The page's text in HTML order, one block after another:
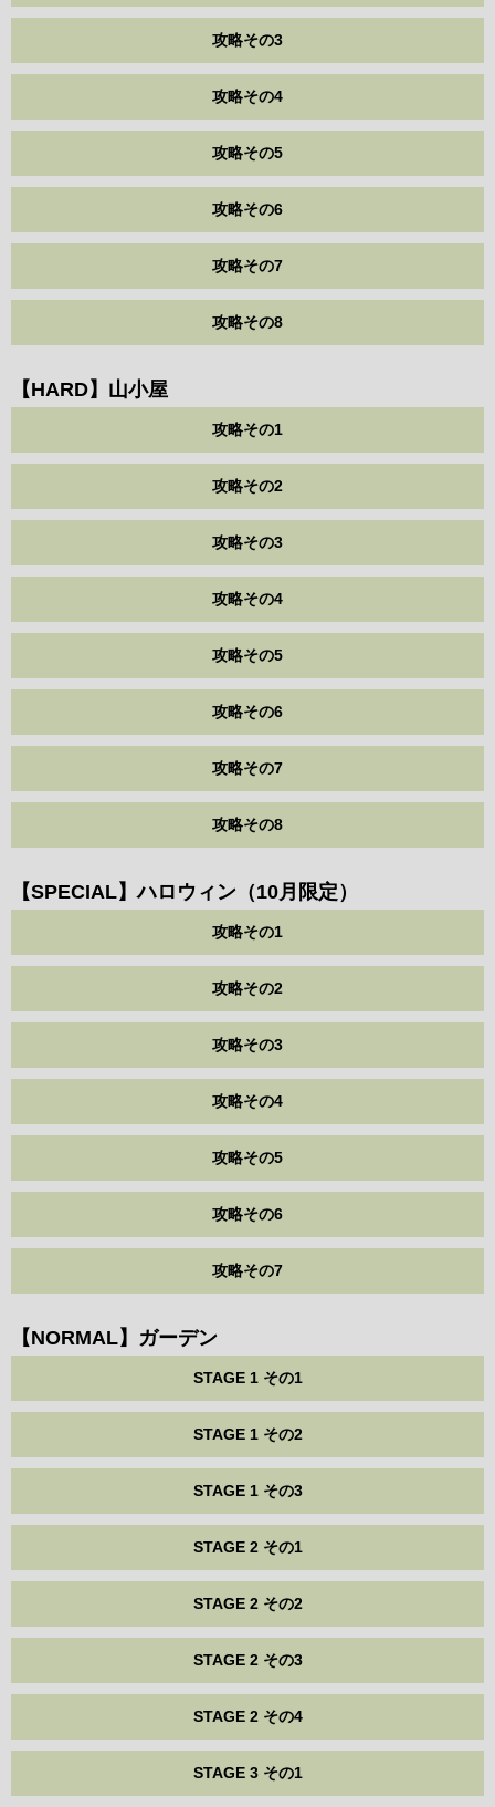
攻略その3
攻略その4
攻略その5
攻略その6
攻略その7
攻略その8
【HARD】山小屋
攻略その1
攻略その2
攻略その3
攻略その4
攻略その5
攻略その6
攻略その7
攻略その8
【SPECIAL】ハロウィン（10月限定）
攻略その1
攻略その2
攻略その3
攻略その4
攻略その5
攻略その6
攻略その7
【NORMAL】ガーデン
STAGE 1 その1
STAGE 1 その2
STAGE 1 その3
STAGE 2 その1
STAGE 2 その2
STAGE 2 その3
STAGE 2 その4
STAGE 3 その1